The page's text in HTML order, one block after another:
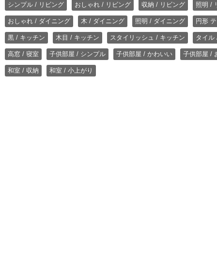
シンプル / リビング おしゃれ / リビング 収納 / リビング 照明 /
おしゃれ / ダイニング 木 / ダイニング 照明 / ダイニング 円形
黒 / キッチン 木目 / キッチン スタイリッシュ / キッチン タイル
高窓 / 寝室 子供部屋 / シンプル 子供部屋 / かわいい 子供部屋 /
和室 / 収納 和室 / 小上がり